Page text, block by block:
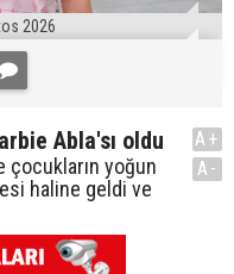
2026
Abla'sı oldu
yoğun
haline geldi ve
A+
A-